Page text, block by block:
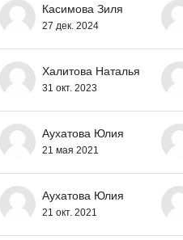
Касимова Зиля
27 дек. 2024
Халитова Наталья
31 окт. 2023
Аухатова Юлия
21 мая 2021
Аухатова Юлия
21 окт. 2021